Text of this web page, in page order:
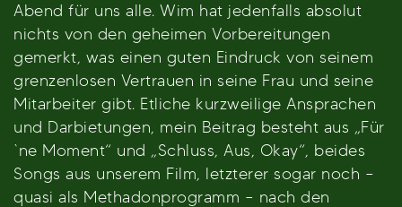
Abend für uns alle. Wim hat jedenfalls absolut
nichts von den geheimen Vorbereitungen
gemerkt, was einen guten Eindruck von seinem
grenzenlosen Vertrauen in seine Frau und seine
Mitarbeiter gibt. Etliche kurzweilige Ansprachen
und Darbietungen, mein Beitrag besteht aus „Für
`ne Moment“ und „Schluss, Aus, Okay“, beides
Songs aus unserem Film, letzterer sogar noch –
quasi als Methadonprogramm – nach den